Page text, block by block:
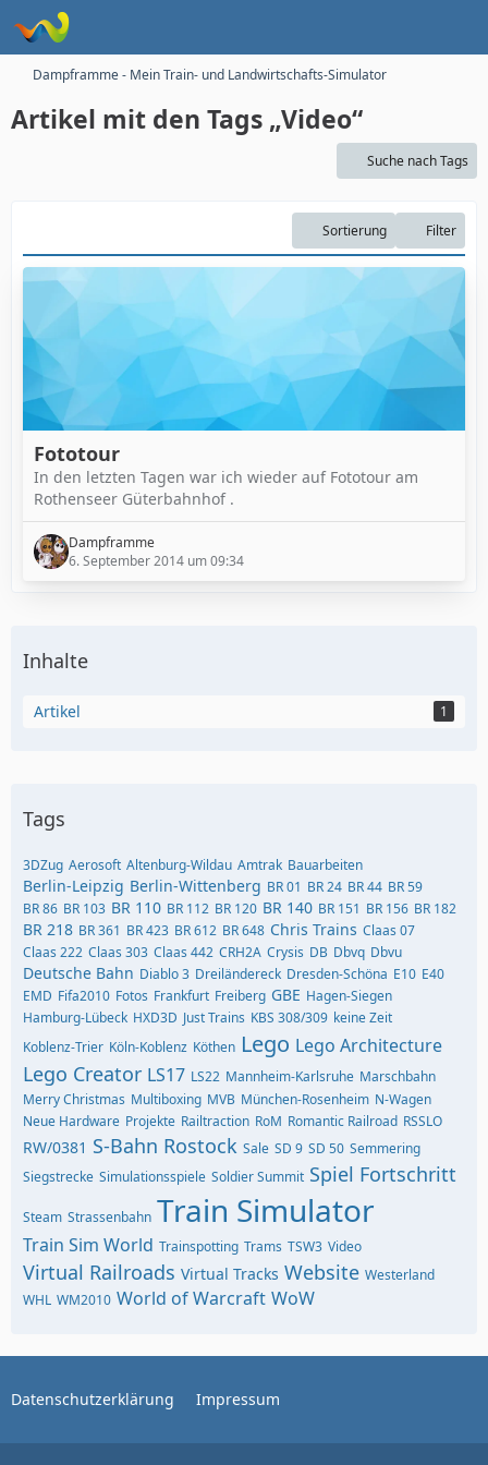
Dampframme - Mein Train- und Landwirtschafts-Simulator
Artikel mit den Tags „Video“
Suche nach Tags
Sortierung Filter
Fototour
In den letzten Tagen war ich wieder auf Fototour am
Rothenseer Güterbahnhof .
Dampframme
6. September 2014 um 09:34
Inhalte
Artikel 1
Tags
3DZug Aerosoft Altenburg-Wildau Amtrak Bauarbeiten
Berlin-Leipzig Berlin-Wittenberg BR 01 BR 24 BR 44 BR 59
BR 86 BR 103 BR 110 BR 112 BR 120 BR 140 BR 151 BR 156 BR 182
BR 218 BR 361 BR 423 BR 612 BR 648 Chris Trains Claas 07
Claas 222 Claas 303 Claas 442 CRH2A Crysis DB Dbvq Dbvu
Deutsche Bahn Diablo 3 Dreiländereck Dresden-Schöna E10 E40
EMD Fifa2010 Fotos Frankfurt Freiberg GBE Hagen-Siegen
Hamburg-Lübeck HXD3D Just Trains KBS 308/309 keine Zeit
Koblenz-Trier Köln-Koblenz Köthen Lego Lego Architecture
Lego Creator LS17 LS22 Mannheim-Karlsruhe Marschbahn
Merry Christmas Multiboxing MVB München-Rosenheim N-Wagen
Neue Hardware Projekte Railtraction RoM Romantic Railroad RSSLO
RW/0381 S-Bahn Rostock Sale SD 9 SD 50 Semmering
Siegstrecke Simulationsspiele Soldier Summit Spiel Fortschritt
Steam Strassenbahn Train Simulator
Train Sim World Trainspotting Trams TSW3 Video
Virtual Railroads Virtual Tracks Website Westerland
WHL WM2010 World of Warcraft WoW
Datenschutzerklärung Impressum